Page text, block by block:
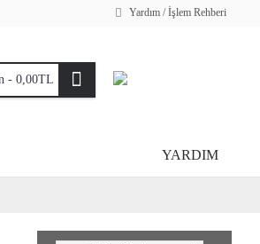
Yardım / İşlem Rehberi
- 0,00TL
YARDIM